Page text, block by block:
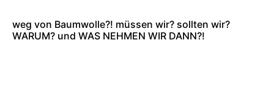
weg von Baumwolle?! müssen wir? sollten wir?
WARUM? und WAS NEHMEN WIR DANN?!